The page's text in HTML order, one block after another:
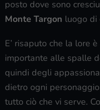
posto dove sono
Monte Targon luogo di
E’ risaputo che la lore
importante alle spalle
quindi degli
dietro ogni
tutto ciò che vi serve.